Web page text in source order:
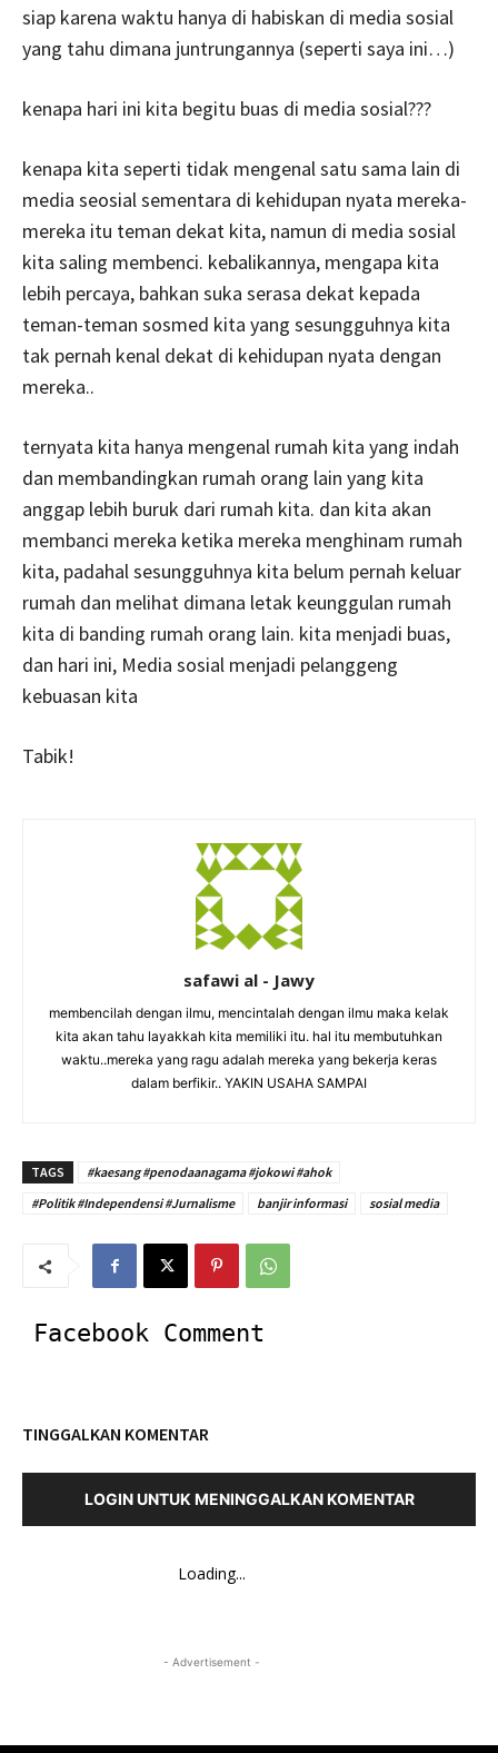
siap karena waktu hanya di habiskan di media sosial
yang tahu dimana juntrungannya (seperti saya ini…)
kenapa hari ini kita begitu buas di media sosial???
kenapa kita seperti tidak mengenal satu sama lain di
media seosial sementara di kehidupan nyata mereka-
mereka itu teman dekat kita, namun di media sosial
kita saling membenci. kebalikannya, mengapa kita
lebih percaya, bahkan suka serasa dekat kepada
teman-teman sosmed kita yang sesungguhnya kita
tak pernah kenal dekat di kehidupan nyata dengan
mereka..
ternyata kita hanya mengenal rumah kita yang indah
dan membandingkan rumah orang lain yang kita
anggap lebih buruk dari rumah kita. dan kita akan
membanci mereka ketika mereka menghinam rumah
kita, padahal sesungguhnya kita belum pernah keluar
rumah dan melihat dimana letak keunggulan rumah
kita di banding rumah orang lain. kita menjadi buas,
dan hari ini, Media sosial menjadi pelanggeng
kebuasan kita
Tabik!
safawi al - Jawy
membencilah dengan ilmu, mencintalah dengan ilmu maka kelak
kita akan tahu layakkah kita memiliki itu. hal itu membutuhkan
waktu..mereka yang ragu adalah mereka yang bekerja keras
dalam berfikir.. YAKIN USAHA SAMPAI
TAGS
#kaesang #penodaanagama #jokowi #ahok
#Politik #Independensi #Jurnalisme
banjir informasi sosial media
Facebook Comment
TINGGALKAN KOMENTAR
LOGIN UNTUK MENINGGALKAN KOMENTAR
Loading...
- Advertisement -